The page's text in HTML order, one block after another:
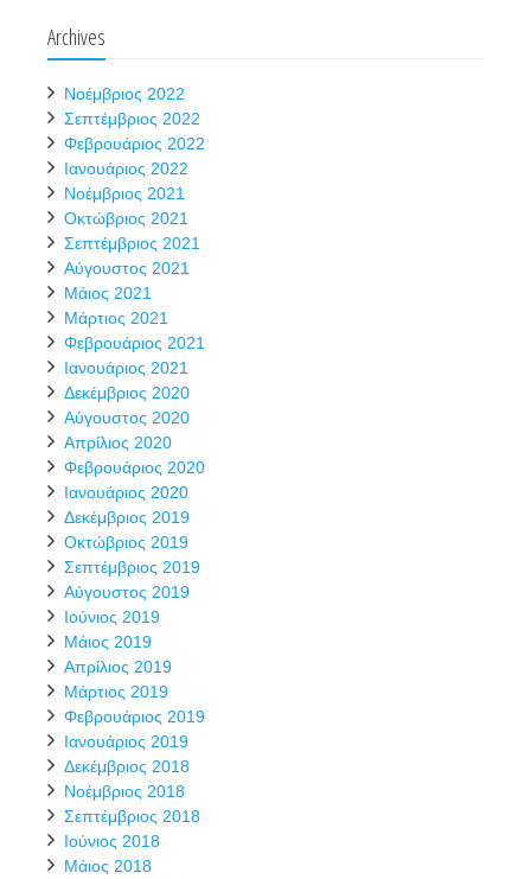
Archives
Νοέμβριος 2022
Σεπτέμβριος 2022
Φεβρουάριος 2022
Ιανουάριος 2022
Νοέμβριος 2021
Οκτώβριος 2021
Σεπτέμβριος 2021
Αύγουστος 2021
Μάιος 2021
Μάρτιος 2021
Φεβρουάριος 2021
Ιανουάριος 2021
Δεκέμβριος 2020
Αύγουστος 2020
Απρίλιος 2020
Φεβρουάριος 2020
Ιανουάριος 2020
Δεκέμβριος 2019
Οκτώβριος 2019
Σεπτέμβριος 2019
Αύγουστος 2019
Ιούνιος 2019
Μάιος 2019
Απρίλιος 2019
Μάρτιος 2019
Φεβρουάριος 2019
Ιανουάριος 2019
Δεκέμβριος 2018
Νοέμβριος 2018
Σεπτέμβριος 2018
Ιούνιος 2018
Μάιος 2018